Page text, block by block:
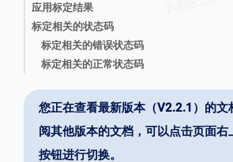
应用标定结果
标定相关的状态码
标定相关的错误状态码
标定相关的正常状态码
您正在查看最新版本（V2.2.1）的文
阅其他版本的文档，可以点击页面右
按钮进行切换。